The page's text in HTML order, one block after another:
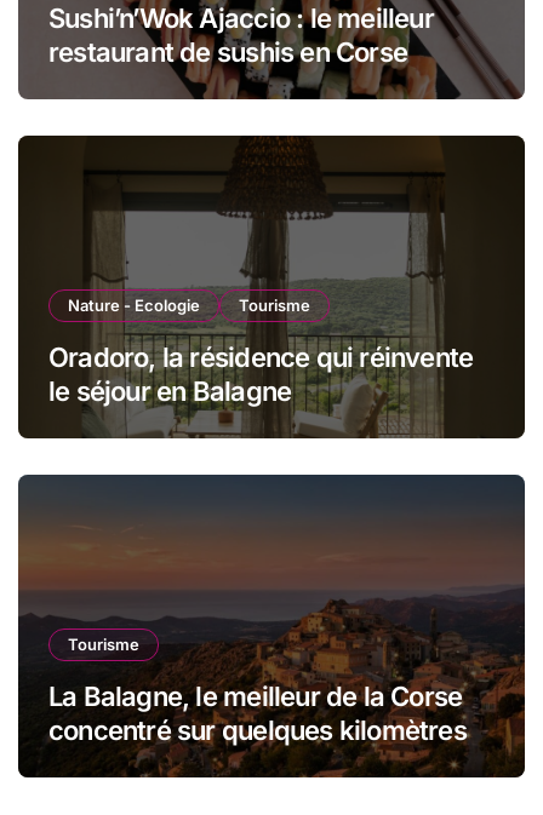
Sushi’n’Wok Ajaccio : le meilleur
restaurant de sushis en Corse
Nature - Ecologie Tourisme
Oradoro, la résidence qui réinvente
le séjour en Balagne
Tourisme
La Balagne, le meilleur de la Corse
concentré sur quelques kilomètres